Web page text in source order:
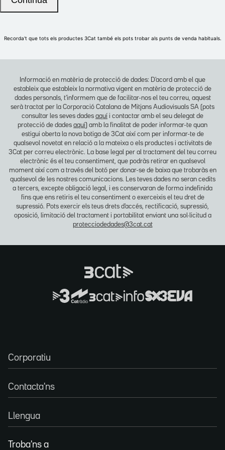
Informació en matèria de protecció de dades: D'acord amb el que
estableix que estableix la normativa vigent en matèria de protecció de
dades personals, t'informem que de facilitar-nos el teu correu, aquest
serà tractat per la Corporació Catalana de Mitjans Audiovisuals SA (pots
consultar les seves dades aquí i contactar amb el seu delegat de
protecció de dades aquí) amb la finalitat de poder informar-te quan
estigui oberta la nova botiga de 3Cat així com per informar-te de
qualsevol novetat en relació a la mateixa o els productes i activitats de
3Cat per correu electrònic. La base legal per al tractament del teu correu
electrònic és el teu consentiment, que podràs retirar en qualsevol
moment així com a través del botó per donar-se de baixa que trobaràs en
qualsevol de les nostres comunicacions. Les teves dades no seran cedits
a tercers, excepte obligació legal, i es conservaran de forma indefinida
fins que ens retiris el teu consentiment o exerceixis el teu dret de
supressió. Pots exercir els teus drets d'accés, rectificació, supressió,
oposició, limitació del tractament i portabilitat enviant una sol·licitud a
protecciodedades@3cat.cat
Corporatiu
Contacta'ns
Llengua
Troba'ns a